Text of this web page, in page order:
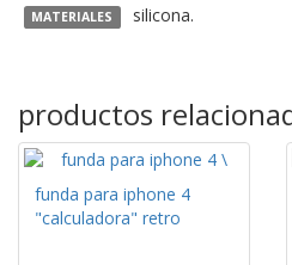
MATERIALES silicona.
productos
funda para iphone 4
"calculadora" retro